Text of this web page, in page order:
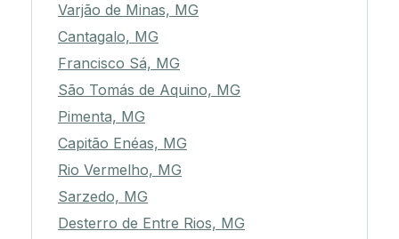
Varjão de Minas, MG
Cantagalo, MG
Francisco Sá, MG
São Tomás de Aquino, MG
Pimenta, MG
Capitão Enéas, MG
Rio Vermelho, MG
Sarzedo, MG
Desterro de Entre Rios, MG